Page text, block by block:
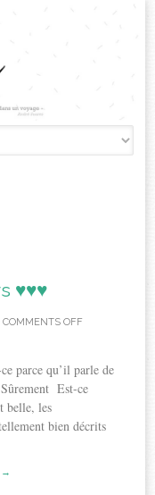
♥♥♥
COMMENTS OFF
parce qu’il parle de
Est-ce
belle, les
bien décrits
→